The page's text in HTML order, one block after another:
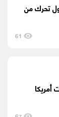
تحرك من
61